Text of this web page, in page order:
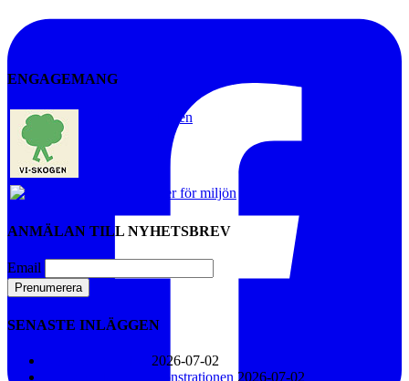
ENGAGEMANG
Vi-skogen
Artister för miljön
ANMÄLAN TILL NYHETSBREV
Email
SENASTE INLÄGGEN
2026-07-02
Den stora klimatdemonstrationen 2026-07-02